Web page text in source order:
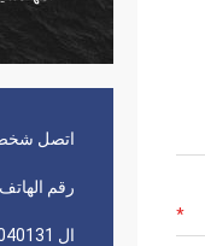
اتصل
رقم
ال WhatsApp :